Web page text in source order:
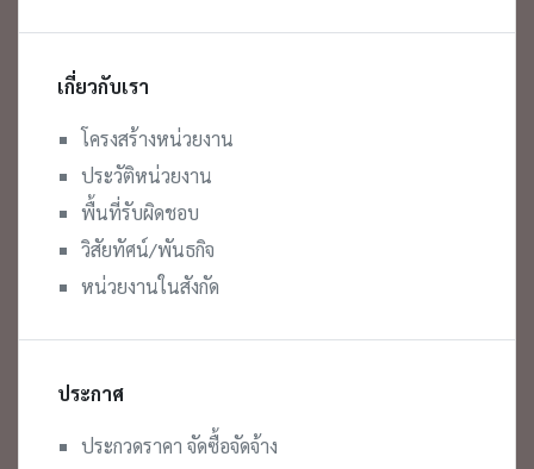
เกี่ยวกับเรา
โครงสร้างหน่วยงาน
ประวัติหน่วยงาน
พื้นที่รับผิดชอบ
วิสัยทัศน์/พันธกิจ
หน่วยงานในสังกัด
ประกาศ
ประกวดราคา จัดซื้อจัดจ้าง